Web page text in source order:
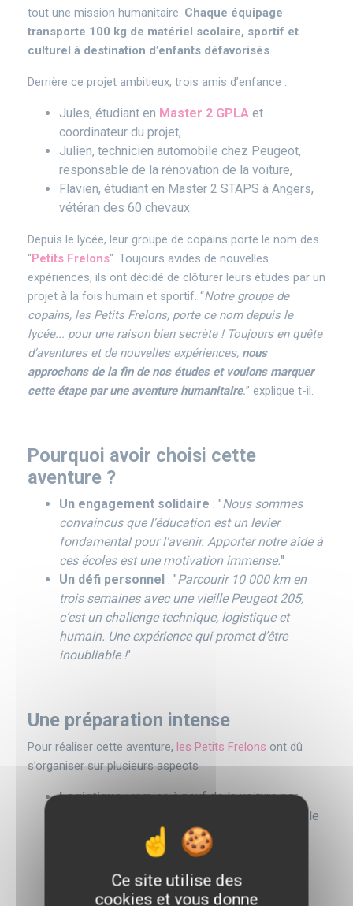
tout une mission humanitaire. Chaque équipage
transporte 100 kg de matériel scolaire, sportif et
culturel à destination d’enfants défavorisés.
Derrière ce projet ambitieux, trois amis d’enfance :
Jules, étudiant en Master 2 GPLA et
coordinateur du projet,
Julien, technicien automobile chez Peugeot,
responsable de la rénovation de la voiture,
Flavien, étudiant en Master 2 STAPS à Angers,
vétéran des 60 chevaux
Depuis le lycée, leur groupe de copains porte le nom des
"Petits Frelons". Toujours avides de nouvelles
expériences, ils ont décidé de clôturer leurs études par un
projet à la fois humain et sportif. “Notre groupe de
copains, les Petits Frelons, porte ce nom depuis le
lycée... pour une raison bien secrète ! Toujours en quête
d’aventures et de nouvelles expériences, nous
approchons de la fin de nos études et voulons marquer
cette étape par une aventure humanitaire.” explique t-il.
Pourquoi avoir choisi cette
aventure ?
Un engagement solidaire : "Nous sommes
convaincus que l’éducation est un levier
fondamental pour l’avenir. Apporter notre aide à
ces écoles est une motivation immense."
Un défi personnel : "Parcourir 10 000 km en
trois semaines avec une vieille Peugeot 205,
c’est un challenge technique, logistique et
humain. Une expérience qui promet d’être
inoubliable !"
Une préparation intense
Pour réaliser cette aventure, les Petits Frelons ont dû
s’organiser sur plusieurs aspects :
Logistique: remise à neuf de la voiture par
Julien, optimisation de l’espace pour stocker le
: recherche de sponsors,
cagnotte en ligne, ventes de crêpes et de
paninis pour réunir les fonds nécessaires.
Ce site utilise des
cookies et vous donne